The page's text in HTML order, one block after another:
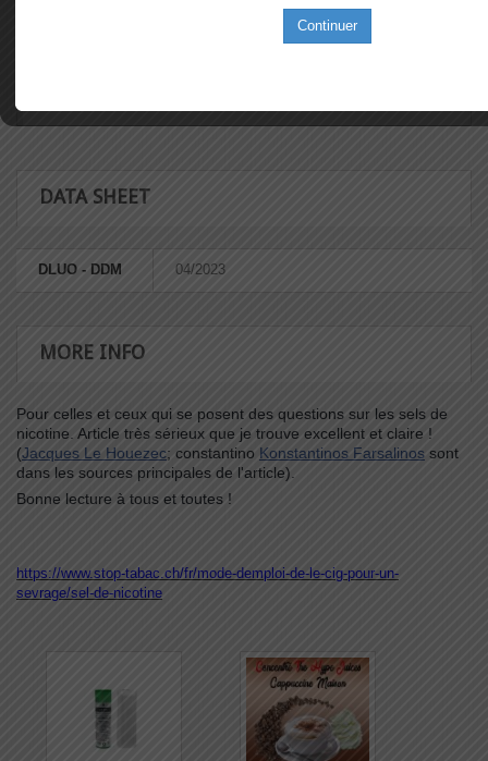
DATA SHEET
DLUO - DDM 04/2023
MORE INFO
Pour celles et ceux qui se posent des questions sur les sels de
nicotine. Article très sérieux que je trouve excellent et claire !
(Jacques Le Houezec; constantino Konstantinos Farsalinos sont
dans les sources principales de l'article).
Bonne lecture à tous et toutes !
https://www.stop-tabac.ch/fr/mode-demploi-de-le-cig-pour-un-
sevrage/sel-de-nicotine
Continuer